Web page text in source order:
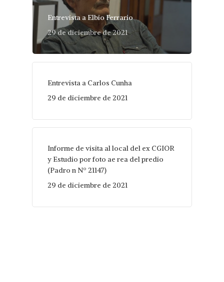
Entrevista a Elbio Ferrario
29 de diciembre de 2021
Entrevista a Carlos Cunha
29 de diciembre de 2021
Informe de visita al local del ex CGIOR
y Estudio por foto ae rea del predio
(Padro n Nº 21147)
29 de diciembre de 2021